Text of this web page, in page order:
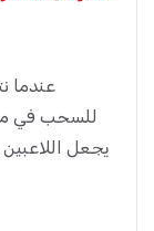
عندما
يجعل